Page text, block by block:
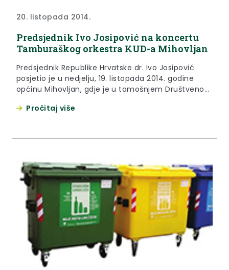
20. listopada 2014.
Predsjednik Ivo Josipović na koncertu
Tamburaškog orkestra KUD-a Mihovljan
Predsjednik Republike Hrvatske dr. Ivo Josipović
posjetio je u nedjelju, 19. listopada 2014. godine
općinu Mihovljan, gdje je u tamošnjem Društvenom
orkestra KUD-a Mihovljan.
Pročitaj više